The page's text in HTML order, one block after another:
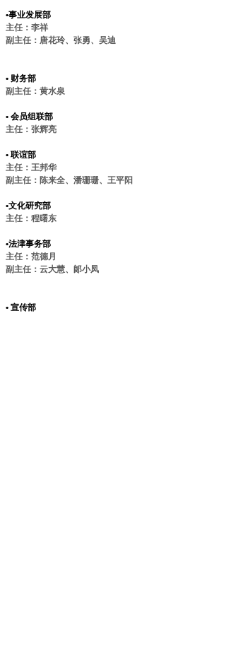
•事业发展部
主任：李祥
副主任：唐花玲、张勇、吴迪
• 财务部
副主任：黄水泉
• 会员组联部
主任：张辉亮
• 联谊部
主任：王邦华
副主任：陈来全、潘珊珊、王平阳
•文化研究部
主任：程曙东
•法津事务部
主任：范德月
副主任：云大慧、郞小凤
• 宣传部